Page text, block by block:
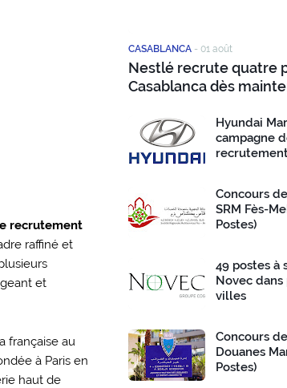
recrutement
raffiné et
et
française au
à Paris en
haut de
CASABLANCA - 01 août
Nestlé recrute quatre
Casablanca dès
Hyundai
campagne
Concours
SRM Fès-
Postes)
49 postes à
Novec
villes
Concours
Douanes
Postes)